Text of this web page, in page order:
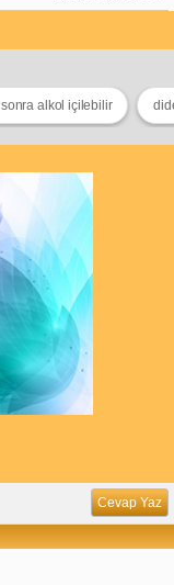
alkol içilebilir
Cevap Yaz